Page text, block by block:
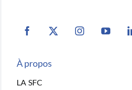
À propos
LA SFC